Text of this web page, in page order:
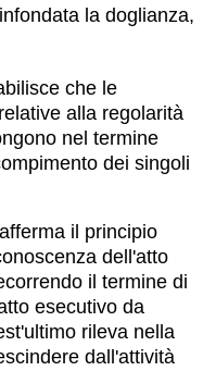
la doglianza,
che le
alla regolarità
nel termine
dei singoli
il principio
dell'atto
il termine di
esecutivo da
rileva nella
dall'attività